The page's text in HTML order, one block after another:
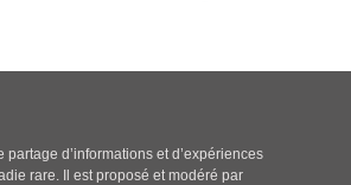
d’informations et d’expériences
rare. Il est proposé et modéré par